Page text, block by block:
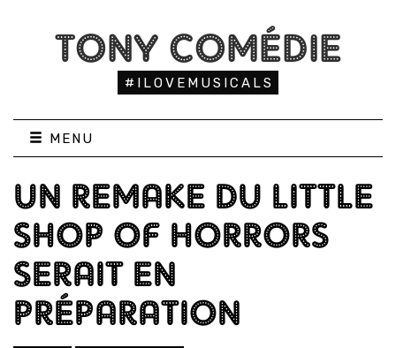
TONY COMÉDIE
#ILOVEMUSICALS
MENU
UN REMAKE DU LITTLE
SHOP OF HORRORS
SERAIT EN
PRÉPARATION